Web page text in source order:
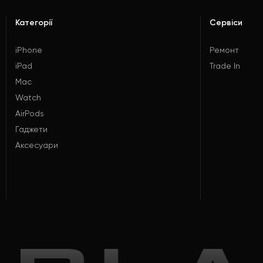
Категорії
iPhone
iPad
Mac
Watch
AirPods
Гаджети
Аксесуари
Сервіси
Ремонт
Trade In